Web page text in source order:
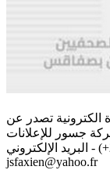
الكترونية تصدر عن
جسور للإعلانات
للإتصال أو نشر الردود الهاتف 54779966 (216+) - البريد الإلكتروني
jsfaxien@yahoo.fr